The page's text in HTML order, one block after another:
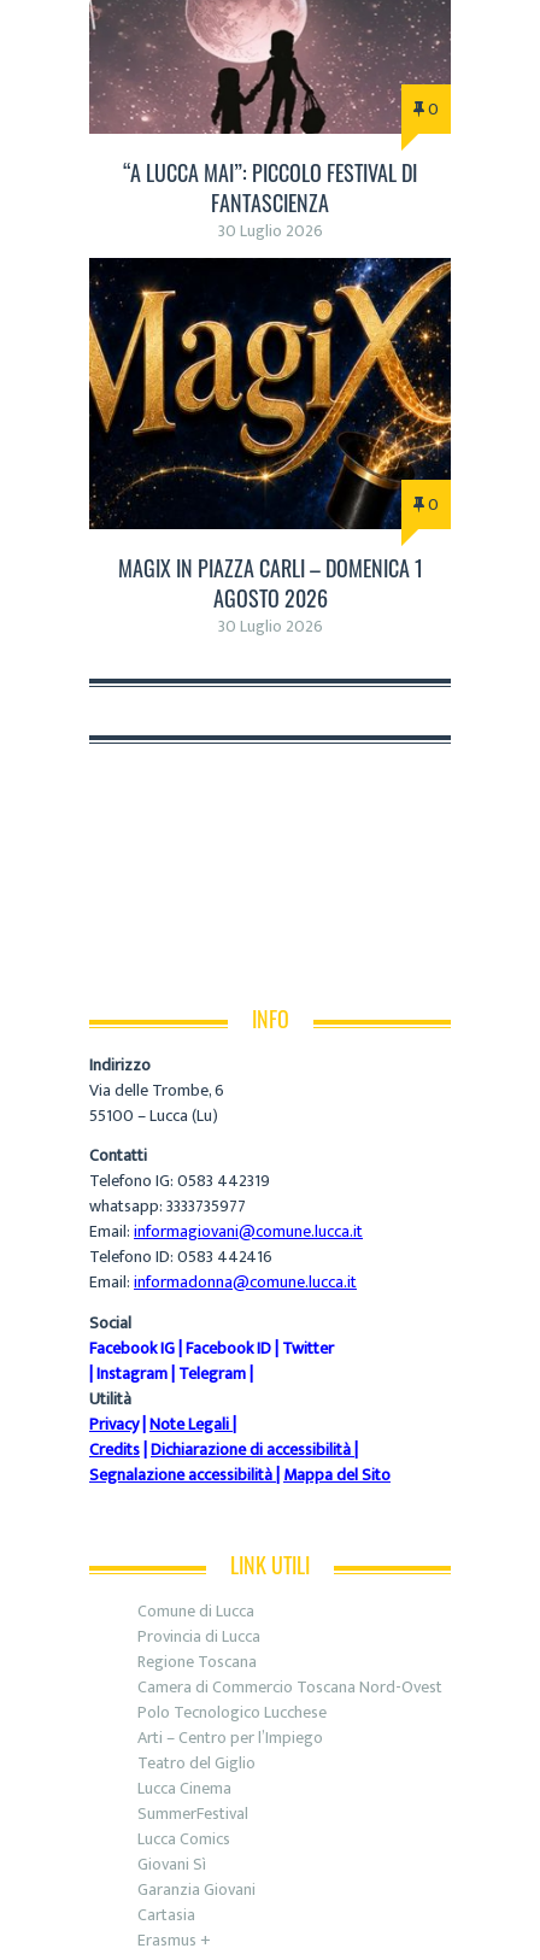
0
“A LUCCA MAI”: PICCOLO FESTIVAL DI
FANTASCIENZA
30 Luglio 2026
0
MAGIX IN PIAZZA CARLI – DOMENICA 1
AGOSTO 2026
30 Luglio 2026
INFO
Indirizzo
Via delle Trombe, 6
55100 – Lucca (Lu)
Contatti
Telefono IG: 0583 442319
whatsapp: 3333735977
Email:informagiovani@comune.lucca.it
Telefono ID: 0583 442416
Email:informadonna@comune.lucca.it
Social
Facebook IG|Facebook ID|Twitter
|Instagram|Telegram|
Utilità
Privacy|Note Legali|
Credits|Dichiarazione di accessibilità|
Segnalazione accessibilità|Mappa del Sito
LINK UTILI
Comune di Lucca
Provincia di Lucca
Regione Toscana
Camera di Commercio Toscana Nord-Ovest
Polo Tecnologico Lucchese
Arti – Centro per l’Impiego
Teatro del Giglio
Lucca Cinema
SummerFestival
Lucca Comics
Giovani Sì
Garanzia Giovani
Cartasia
Erasmus +